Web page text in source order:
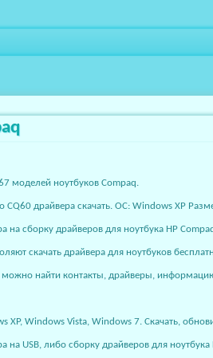
моделей ноутбуков Compaq.
CQ60 драйвера скачать. ОС: Windows XP
сборку драйверов для ноутбука HP
скачать драйвера для ноутбуков
найти контакты, драйверы,
Windows Vista, Windows 7. Скачать,
USB, либо сборку драйверов для